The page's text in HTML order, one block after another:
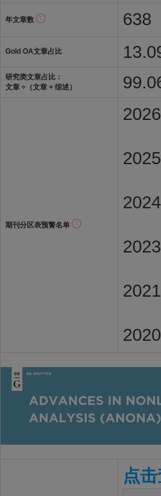
年文章数 638
Gold OA文章占比
研究类文章占比：
文章 ÷（文章 + 综述）
期刊分区表预警名单
点